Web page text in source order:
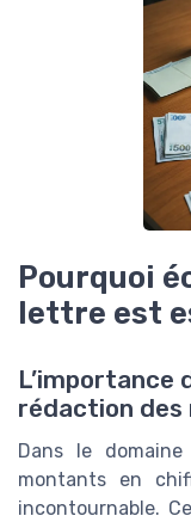
Pourquoi
lettre est
L’importance
rédaction
Dans le
montants en
incontournable.